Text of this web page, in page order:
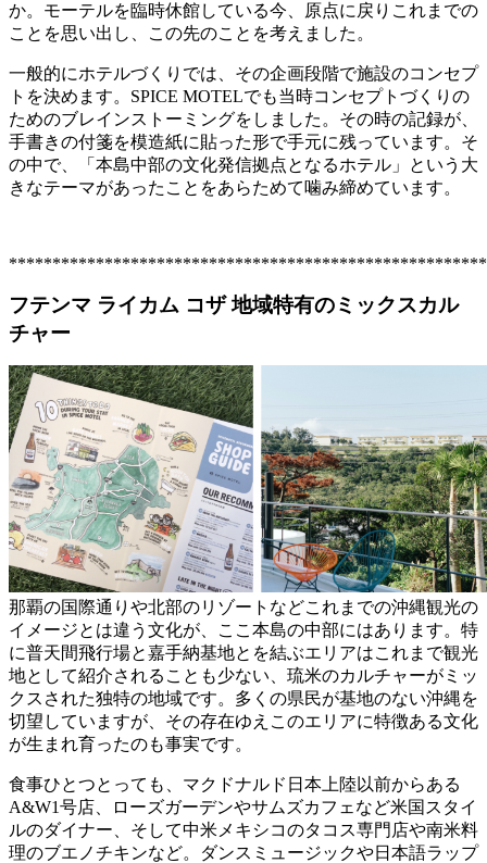
か。モーテルを臨時休館している今、原点に戻りこれまでの
ことを思い出し、この先のことを考えました。
一般的にホテルづくりでは、その企画段階で施設のコンセプ
トを決めます。SPICE MOTELでも当時コンセプトづくりの
ためのブレインストーミングをしました。その時の記録が、
手書きの付箋を模造紙に貼った形で手元に残っています。そ
の中で、「本島中部の文化発信拠点となるホテル」という大
きなテーマがあったことをあらためて噛み締めています。
フテンマ ライカム コザ地域特有のミックスカル
チャー
那覇の国際通りや北部のリゾートなどこれまでの沖縄観光の
イメージとは違う文化が、ここ本島の中部にはあります。特
に普天間飛行場と嘉手納基地とを結ぶエリアはこれまで観光
地として紹介されることも少ない、琉米のカルチャーがミッ
クスされた独特の地域です。多くの県民が基地のない沖縄を
切望していますが、その存在ゆえこのエリアに特徴ある文化
が生まれ育ったのも事実です。
食事ひとつとっても、マクドナルド日本上陸以前からある
A&W1号店、ローズガーデンやサムズカフェなど米国スタイ
ルのダイナー、そして中米メキシコのタコス専門店や南米料
理のブエノチキンなど。ダンスミュージックや日本語ラップ